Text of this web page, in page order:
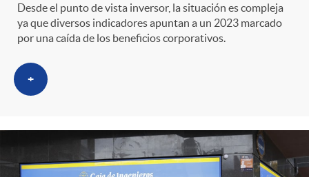
Desde el punto de vista inversor, la situación es compleja
ya que diversos indicadores apuntan a un 2023 marcado
por una caída de los beneficios corporativos.
+